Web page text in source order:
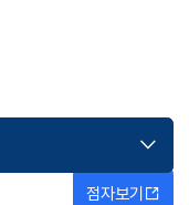
점자보기